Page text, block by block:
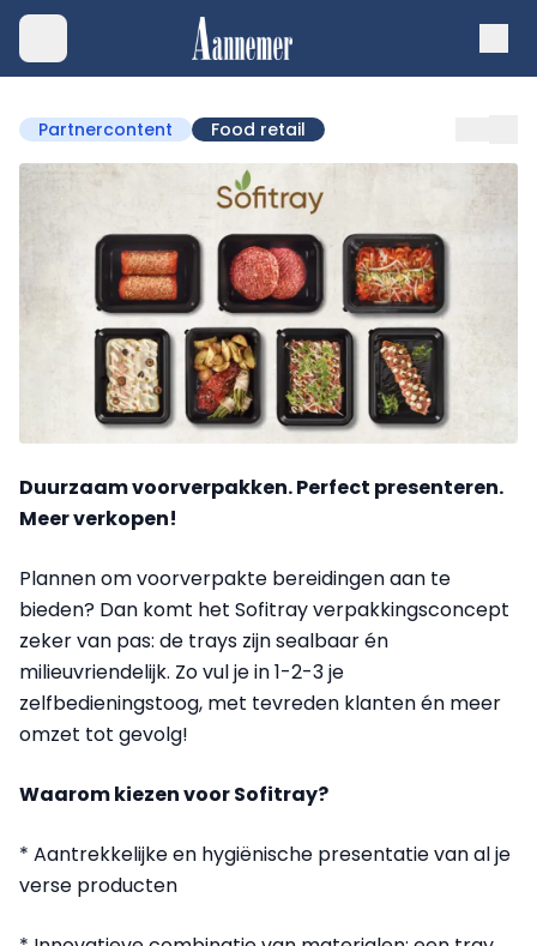
Partnercontent Food retail
Duurzaam voorverpakken. Perfect presenteren.
Meer verkopen!
Plannen om voorverpakte bereidingen aan te
bieden? Dan komt het Sofitray verpakkingsconcept
zeker van pas: de trays zijn sealbaar én
milieuvriendelijk. Zo vul je in 1-2-3 je
zelfbedieningstoog, met tevreden klanten én meer
omzet tot gevolg!
Waarom kiezen voor Sofitray?
* Aantrekkelijke en hygiënische presentatie van al je
verse producten